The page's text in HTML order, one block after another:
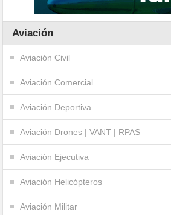
Aviación
Aviación Civil
Aviación Comercial
Aviación Deportiva
Aviación Drones | VANT | RPAS
Aviación Ejecutiva
Aviación Helicópteros
Aviación Militar